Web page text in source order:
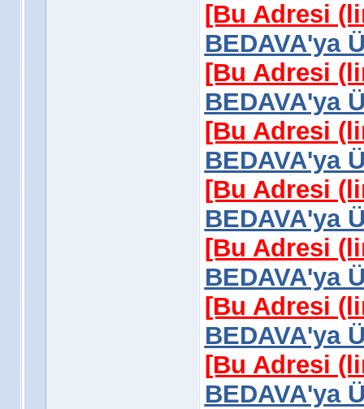
[Bu Adresi
BEDAVA'ya
[Bu Adresi
BEDAVA'ya
[Bu Adresi
BEDAVA'ya
[Bu Adresi
BEDAVA'ya
[Bu Adresi
BEDAVA'ya
[Bu Adresi
BEDAVA'ya
[Bu Adresi
BEDAVA'ya